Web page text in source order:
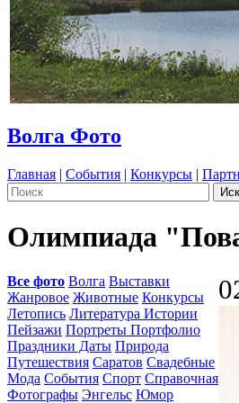
Волга Фото
Главная | События | Конкурсы |
Олимпиада
Все фото Волга Выставки
Жанровое Животные Конкурсы
Летопись Литература Истории
Пейзажи Портреты Портфолио
Праздники Даты Природа
Путешествия Саратов Свадебные
Мода События Спорт Справочная
Фотографы Энгельс Юмор